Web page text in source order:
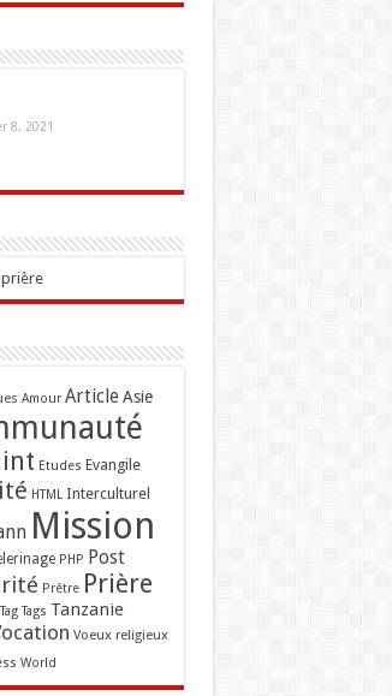
8, 2021
Amour Article Asie
Etudes Evangile
HTML Interculturel
Mission
PHP Post
Prêtre Prière
Tag Tags Tanzanie
Voeux religieux
World